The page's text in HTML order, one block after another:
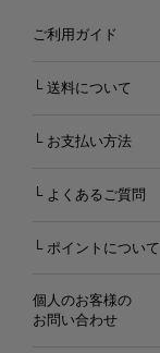
ご利用ガイド
└ 送料について
└ お支払い方法
└ よくあるご質問
└ ポイントについて
個人のお客様の
お問い合わせ